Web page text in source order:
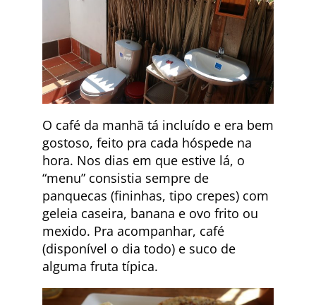
O café da manhã tá incluído e era bem
gostoso, feito pra cada hóspede na
hora. Nos dias em que estive lá, o
“menu” consistia sempre de
panquecas (fininhas, tipo crepes) com
geleia caseira, banana e ovo frito ou
mexido. Pra acompanhar, café
(disponível o dia todo) e suco de
alguma fruta típica.